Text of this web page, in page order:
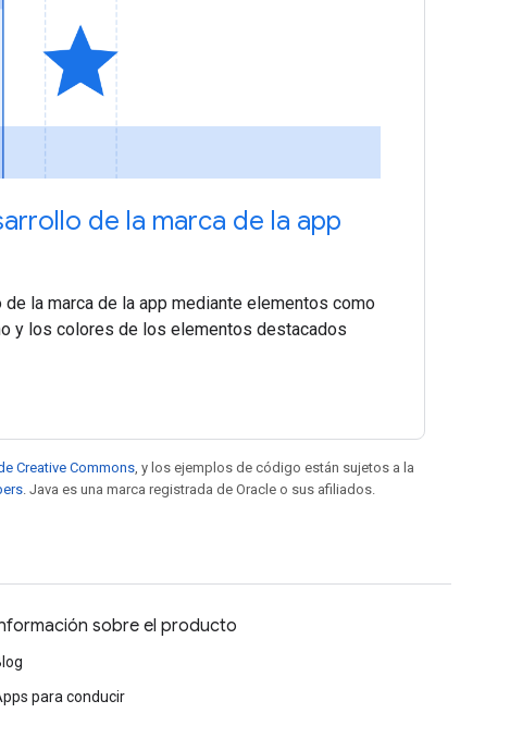
de la marca de la app
de la marca de la app mediante elementos como
y los colores de los elementos destacados
Creative Commons , y los ejemplos de código están sujetos a la
. Java es una marca registrada de Oracle o sus afiliados.
sobre el producto
para conducir